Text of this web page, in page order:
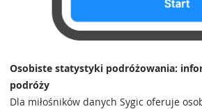
Osobiste statystyki podróżowania:
podróży
Dla miłośników danych Sygic oferuje